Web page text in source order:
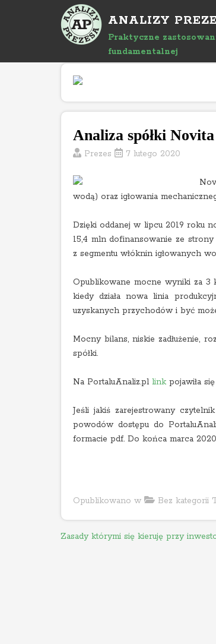
j
ANALIZY
Praktyczne
fundamentalnej
Analiza spółki
Prezes 7 lutego 2020
wodą) oraz igłowania
Dzięki oddanej w lipcu 2019 roku
15,4 mln dofinansowanie ze
z segmentu włóknin igłowanych
Opublikowane mocne wyniki za 3
kiedy działa nowa linia
uzyskanych przychodów i być
Mocny bilans, niskie zadłużenie,
spółki.
Na PortaluAnaliz.pl linkpojawiła
Jeśli jakiś zarejestrowany
powodów dostępu do
formacie pdf. Do końca marca
Opublikowano w Bez kategorii
N
Zasady którymi się kieruję przy